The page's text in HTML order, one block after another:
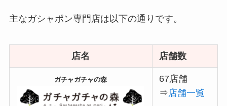
主なガシャポン専門店は以下の通りです。
店名 店舗数
ガチャガチャの森
67店舗
⇒店舗一覧